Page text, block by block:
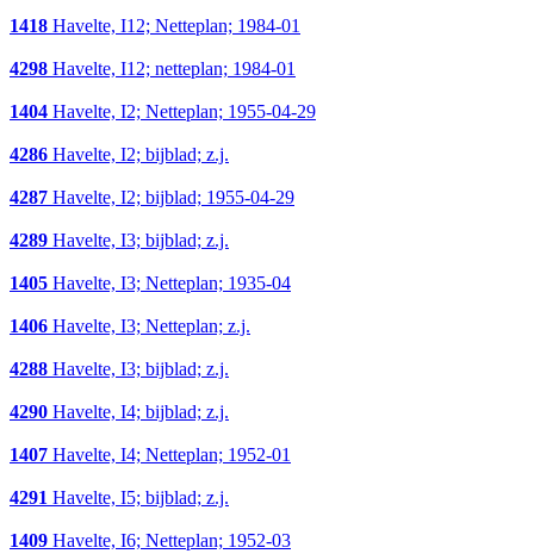
1418 Havelte, I12; Netteplan; 1984-01
4298 Havelte, I12; netteplan; 1984-01
1404 Havelte, I2; Netteplan; 1955-04-29
4286 Havelte, I2; bijblad; z.j.
4287 Havelte, I2; bijblad; 1955-04-29
4289 Havelte, I3; bijblad; z.j.
1405 Havelte, I3; Netteplan; 1935-04
1406 Havelte, I3; Netteplan; z.j.
4288 Havelte, I3; bijblad; z.j.
4290 Havelte, I4; bijblad; z.j.
1407 Havelte, I4; Netteplan; 1952-01
4291 Havelte, I5; bijblad; z.j.
1409 Havelte, I6; Netteplan; 1952-03